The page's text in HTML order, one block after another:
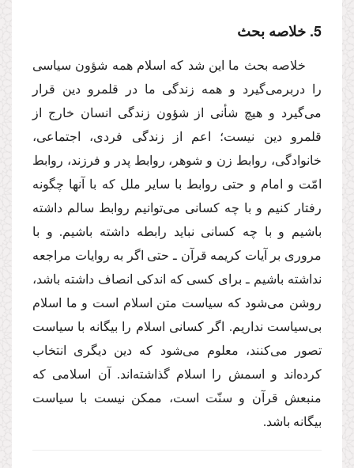
5. خلاصه بحث
خلاصه بحث ما این شد كه اسلام همه شؤون سیاسى
را دربرمى‌گیرد و همه زندگى ما در قلمرو دین قرار
مى‌گیرد و هیچ شأنى از شؤون زندگى انسان خارج از
قلمرو دین نیست؛ اعم از زندگى فردى، اجتماعى،
خانوادگى، روابط زن و شوهر، روابط پدر و فرزند، روابط
امّت و امام و حتى روابط با سایر ملل كه با آنها چگونه
رفتار كنیم و با چه كسانى مى‌توانیم روابط سالم داشته
باشیم و با چه كسانى نباید رابطه داشته باشیم. و با
مرورى بر آیات كریمه قرآن ـ حتى اگر به روایات مراجعه
نداشته باشیم ـ براى كسى كه اندكى انصاف داشته باشد،
روشن مى‌شود كه سیاست متن اسلام است و ما اسلام
بى‌سیاست نداریم. اگر كسانى اسلام را بیگانه با سیاست
تصور مى‌كنند، معلوم مى‌شود كه دین دیگرى انتخاب
كرده‌اند و اسمش را اسلام گذاشته‌اند. آن اسلامى كه
منبعش قرآن و سنّت است، ممكن نیست با سیاست
بیگانه باشد.